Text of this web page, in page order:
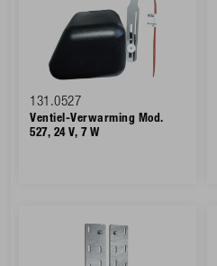
131.0527
Ventiel-Verwarming Mod.
527, 24 V, 7 W